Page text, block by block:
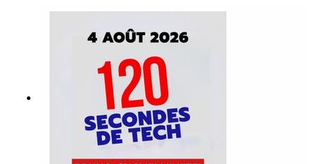
iPhone et Windows- Spotify dépasse les 300
miserait sur la rétrocompatibilité totale« 120
secondes de Tech », un regard sur le quotidien de
l’actualité numérique proposé par Bruno
Guglielminetti Découvrez Micrologic.ca